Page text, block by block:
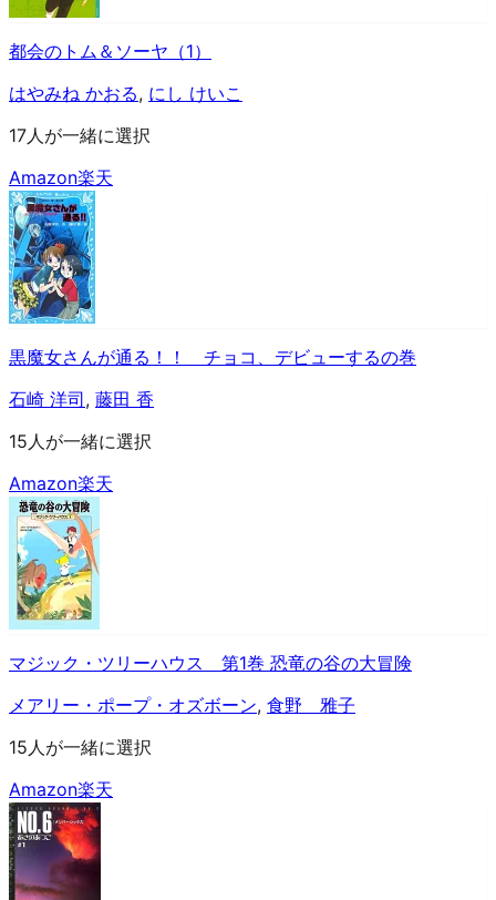
都会のトム＆ソーヤ（1）
はやみね かおる, にし けいこ
17人が一緒に選択
Amazon楽天
黒魔女さんが通る！！ チョコ、デビューするの巻
石崎 洋司, 藤田 香
15人が一緒に選択
Amazon楽天
マジック・ツリーハウス 第1巻 恐竜の谷の大冒険
メアリー・ポープ・オズボーン, 食野 雅子
15人が一緒に選択
Amazon楽天